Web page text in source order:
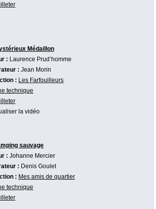
Médaillon
: Laurence Prud’homme
: Jean Morin
: Les Farfouilleurs
technique
la vidéo
sauvage
: Johanne Mercier
: Denis Goulet
: Mes amis de quartier
technique